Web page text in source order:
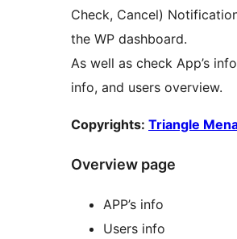
Check, Cancel)
the WP dashboard.
As well as check App’s
info, and users overview.
Copyrights: Triangle
Overview page
APP’s info
Users info